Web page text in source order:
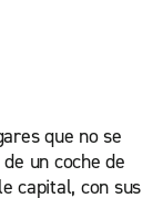
que no se
un coche de
capital, con sus